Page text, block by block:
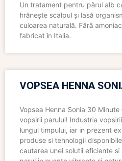
Un tratament pentru părul alb
hrănește scalpul și lasă
culoarea naturală. Fără
fabricat în Italia.
VOPSEA HENNA
Vopsea Henna Sonia 30
vopsirii parului! Industria
lungul timpului, iar in prezent
produse si tehnologii
cautarea unei solutii eficiente